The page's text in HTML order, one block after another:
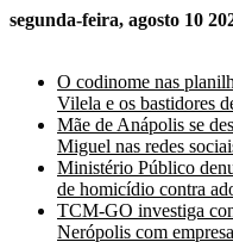
segunda-feira, agosto 10
O codinome nas
Vilela e os bastidores
Mãe de Anápolis se
Miguel nas redes
Ministério Público
de homicídio contra
TCM-GO investiga
Nerópolis com